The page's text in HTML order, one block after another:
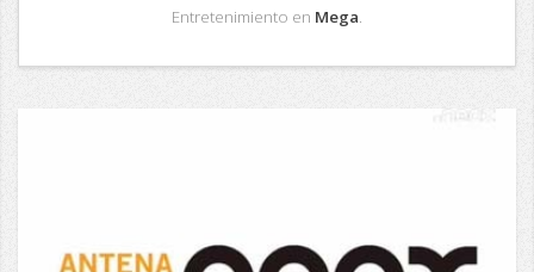
Entretenimiento en Mega.